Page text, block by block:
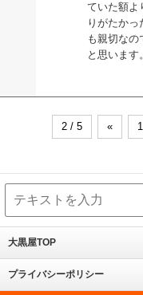
ていた額よ
りがたか
も親切な
と思います。
2 / 5 « 1
大黒屋TOP
プライバシーポリシー